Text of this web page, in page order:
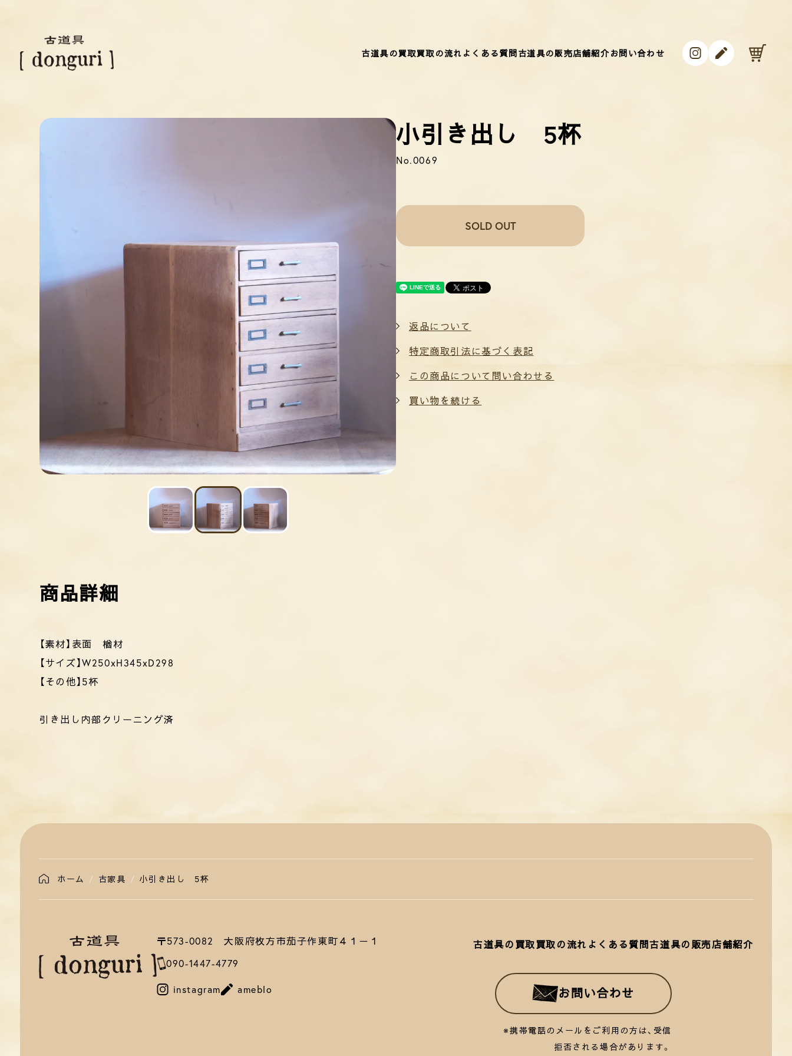
古道具の買取買取の流れ よくある質問 古道具の販売店舗紹介お問い合わせ instagram
ameblo
小引き出し 5杯
No.0069
SOLD OUT
返品について
特定商取引法に基づく表記
この商品について問い合わせる
買い物を続ける
【素材】表面 楢材
【サイズ】W250xH345xD298
【その他】5杯
引き出し内部クリーニング済
ホーム 古家具 小引き出し 5杯
古道具の買取買取の流れ よくある質問古道具の販売店舗紹介
お問い合わせ
※携帯電話のメールをご利用の方は、受信
拒否される場合があります。
〒573-0082 大阪府枚方市茄子作東町４１－１
090-1447-4779
instagram ameblo